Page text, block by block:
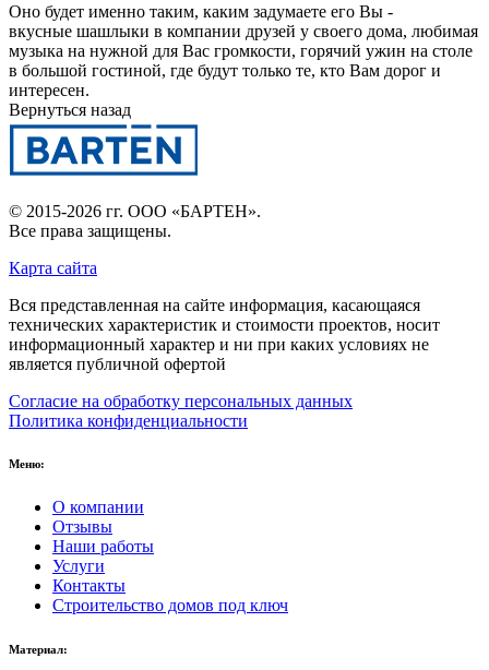
Оно будет именно таким, каким задумаете его Вы -
вкусные шашлыки в компании друзей у своего дома, любимая
музыка на нужной для Вас громкости, горячий ужин на столе
в большой гостиной, где будут только те, кто Вам дорог и
интересен.
Вернуться назад
© 2015-2026 гг. ООО «БАРТЕН».
Все права защищены.
Карта сайта
Вся представленная на сайте информация, касающаяся
технических характеристик и стоимости проектов, носит
информационный характер и ни при каких условиях не
является публичной офертой
Согласие на обработку персональных данных
Политика конфиденциальности
Меню:
О компании
Отзывы
Наши работы
Услуги
Контакты
Строительство домов под ключ
Материал: